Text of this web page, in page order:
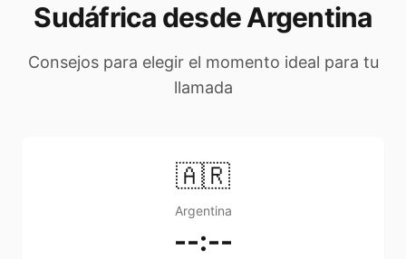
Sudáfrica desde Argentina
Consejos para elegir el momento ideal para tu
llamada
🇦🇷
Argentina
--:--